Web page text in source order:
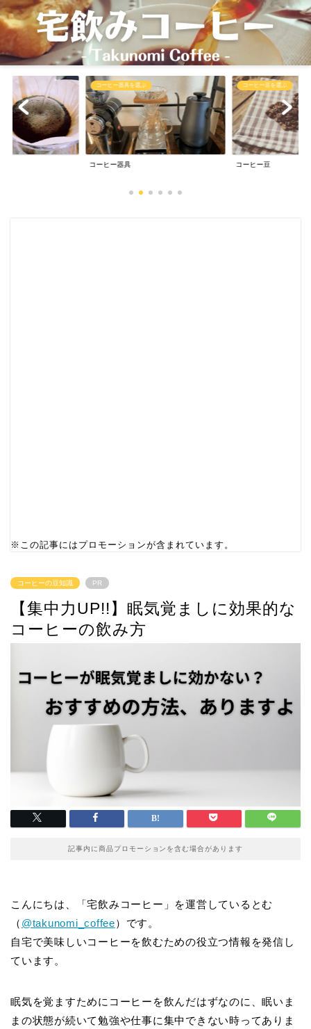
コーヒー豆を選ぶ
コーヒー豆
コーヒーを抽出
コーヒー抽出
※この記事にはプロモーションが含まれています。
コーヒーの豆知識 PR
【集中力UP!!】眠気覚ましに効果的な
コーヒーの飲み方
記事内に商品プロモーションを含む場合があります
こんにちは、「宅飲みコーヒー」を運営しているとむ
（ @takunomi_coffee）です。
自宅で美味しいコーヒーを飲むための役立つ情報を発信し
ています。
眠気を覚ますためにコーヒーを飲んだはずなのに、眠いま
まの状態が続いて勉強や仕事に集中できない時ってありま